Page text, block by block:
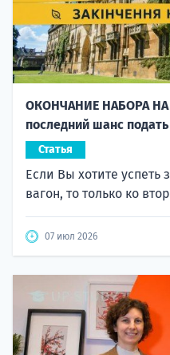
ОКОНЧАНИЕ НАБОРА НА
последний шанс
Статья
Если Вы хотите успеть
вагон, то только ко
07 июл 2026